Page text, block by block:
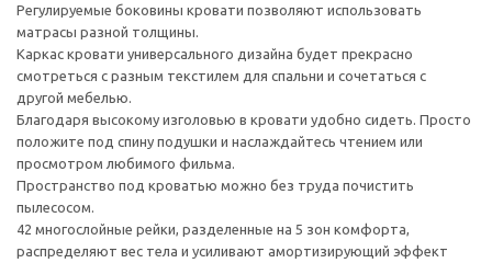
Регулируемые боковины кровати позволяют использовать
матрасы разной толщины.
Каркас кровати универсального дизайна будет прекрасно
смотреться с разным текстилем для спальни и сочетаться с
другой мебелью.
Благодаря высокому изголовью в кровати удобно сидеть. Просто
положите под спину подушки и наслаждайтесь чтением или
просмотром любимого фильма.
Пространство под кроватью можно без труда почистить
пылесосом.
42 многослойные рейки, разделенные на 5 зон комфорта,
распределяют вес тела и усиливают амортизирующий эффект